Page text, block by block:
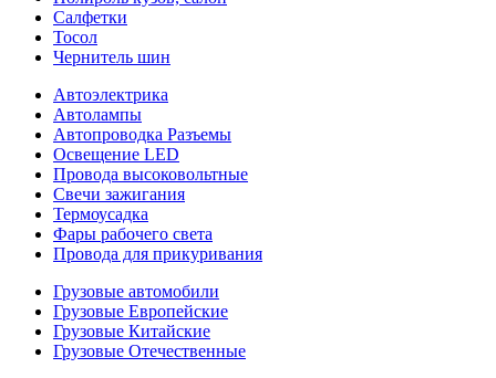
Салфетки
Тосол
Чернитель шин
Автоэлектрика
Автолампы
Автопроводка Разъемы
Освещение LED
Провода высоковольтные
Свечи зажигания
Термоусадка
Фары рабочего света
Провода для прикуривания
Грузовые автомобили
Грузовые Европейские
Грузовые Китайские
Грузовые Отечественные